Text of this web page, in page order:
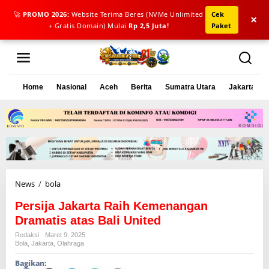
🚀 PROMO 2026: Website Terima Beres (NVMe Unlimited
+ Gratis Domain) Mulai Rp 2,5 Juta!
Cek
Paket
×
L
Home Nasional Aceh Berita Sumatra Utara Jakarta
News / bola
r
s
j
a
Persija Jakarta Raih Kemenangan
Dramatis atas Bali United
Redaksi
Maret 9, 2025
Bola Jakarta Olahraga
Bagikan: